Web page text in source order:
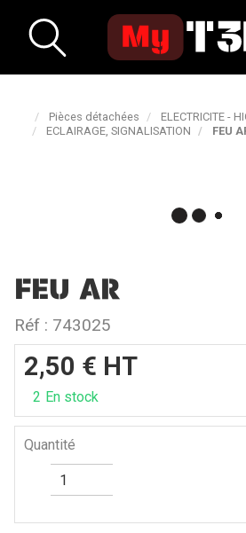
Pièces détachées
ELECTRICITE -
ECLAIRAGE, SIGNALISATION
FEU
FEU AR
Réf : 743025
2,50 € HT
2 En stock
Quantité